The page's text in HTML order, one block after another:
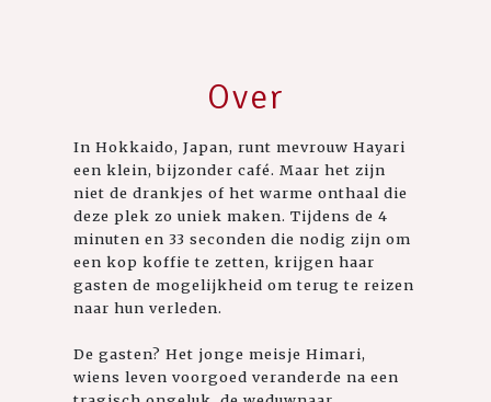
Over
In Hokkaido, Japan, runt mevrouw Hayari
een klein, bijzonder café. Maar het zijn
niet de drankjes of het warme onthaal die
deze plek zo uniek maken. Tijdens de 4
minuten en 33 seconden die nodig zijn om
een kop koffie te zetten, krijgen haar
gasten de mogelijkheid om terug te reizen
naar hun verleden.
De gasten? Het jonge meisje Himari,
wiens leven voorgoed veranderde na een